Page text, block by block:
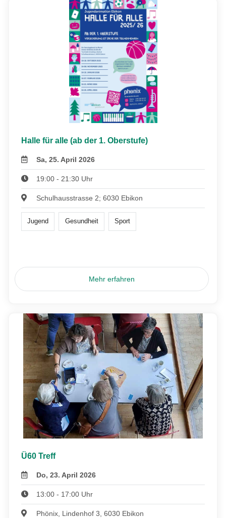
Halle für alle (ab der 1. Oberstufe)
Sa, 25. April 2026
19:00 - 21:30 Uhr
Schulhausstrasse 2; 6030 Ebikon
Jugend Gesundheit Sport
Mehr erfahren
Ü60 Treff
Do, 23. April 2026
13:00 - 17:00 Uhr
Phönix, Lindenhof 3, 6030 Ebikon